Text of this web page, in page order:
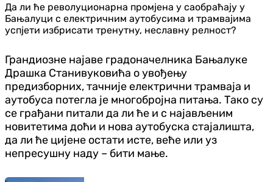
Да ли ће револуционарна промјена у саобраћају у
Бањалуци с електричним аутобусима и трамвајима
успјети избрисати тренутну, неславну релност?
Грандиозне најаве градоначелника Бањалуке
Драшка Станивуковића о увођењу
предизборних, тачније електрични трамваја и
аутобуса потегла је многобројна питања. Тако су
се грађани питали да ли ће и с најављеним
новитетима доћи и нова аутобуска стајалишта,
да ли ће цијене остати исте, веће или уз
непресушну наду – бити мање.